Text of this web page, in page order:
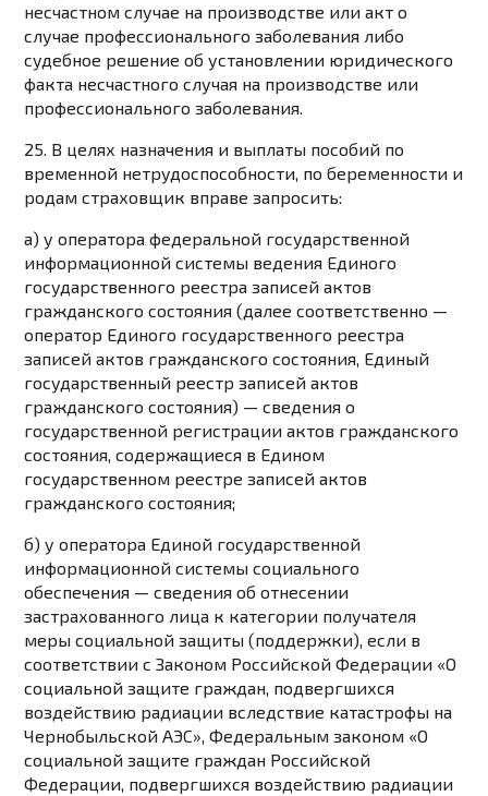
несчастном случае на производстве или акт о
случае профессионального заболевания либо
судебное решение об установлении юридического
факта несчастного случая на производстве или
профессионального заболевания.
25. В целях назначения и выплаты пособий по
временной нетрудоспособности, по беременности и
родам страховщик вправе запросить:
а) у оператора федеральной государственной
информационной системы ведения Единого
государственного реестра записей актов
гражданского состояния (далее соответственно —
оператор Единого государственного реестра
записей актов гражданского состояния, Единый
государственный реестр записей актов
гражданского состояния) — сведения о
государственной регистрации актов гражданского
состояния, содержащиеся в Едином
государственном реестре записей актов
гражданского состояния;
б) у оператора Единой государственной
информационной системы социального
обеспечения — сведения об отнесении
застрахованного лица к категории получателя
меры социальной защиты (поддержки), если в
соответствии сЗаконом Российской Федерации «О
социальной защите граждан, подвергшихся
воздействию радиации вследствие катастрофы на
Чернобыльской АЭС»,Федеральным законом «О
социальной защите граждан Российской
Федерации, подвергшихся воздействию радиации